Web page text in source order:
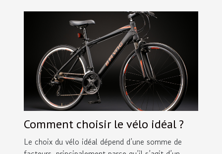
Comment choisir le vélo idéal ?
Le choix du vélo idéal dépend d’une somme de